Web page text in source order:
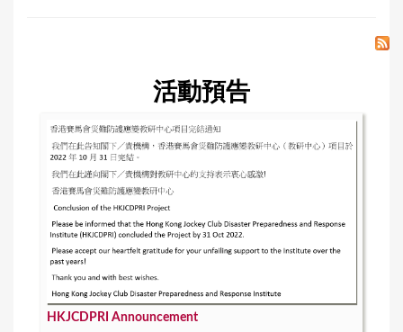
活動預告
HKJCDPRI Announcement